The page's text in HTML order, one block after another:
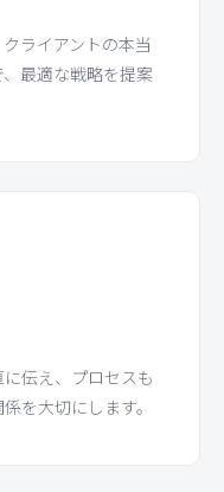
ライアントの本当
最適な戦略を提案
伝え、プロセスも
を大切にします。